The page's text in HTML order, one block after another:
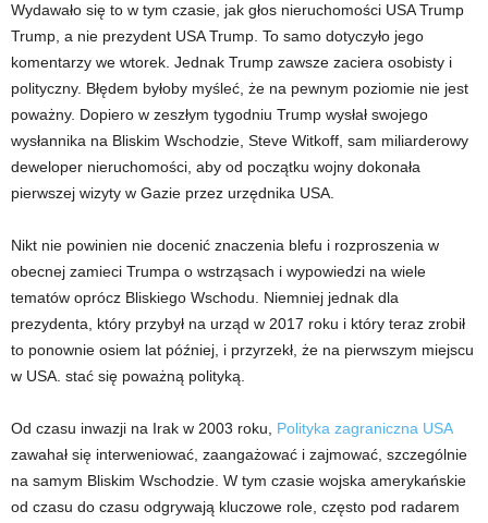
Wydawało się to w tym czasie, jak głos nieruchomości USA Trump
Trump, a nie prezydent USA Trump. To samo dotyczyło jego
komentarzy we wtorek. Jednak Trump zawsze zaciera osobisty i
polityczny. Błędem byłoby myśleć, że na pewnym poziomie nie jest
poważny. Dopiero w zeszłym tygodniu Trump wysłał swojego
wysłannika na Bliskim Wschodzie, Steve Witkoff, sam miliarderowy
deweloper nieruchomości, aby od początku wojny dokonała
pierwszej wizyty w Gazie przez urzędnika USA.
Nikt nie powinien nie docenić znaczenia blefu i rozproszenia w
obecnej zamieci Trumpa o wstrząsach i wypowiedzi na wiele
tematów oprócz Bliskiego Wschodu. Niemniej jednak dla
prezydenta, który przybył na urząd w 2017 roku i który teraz zrobił
to ponownie osiem lat później, i przyrzekł, że na pierwszym miejscu
w USA. stać się poważną polityką.
Od czasu inwazji na Irak w 2003 roku, Polityka zagraniczna USA
zawahał się interweniować, zaangażować i zajmować, szczególnie
na samym Bliskim Wschodzie. W tym czasie wojska amerykańskie
od czasu do czasu odgrywają kluczowe role, często pod radarem